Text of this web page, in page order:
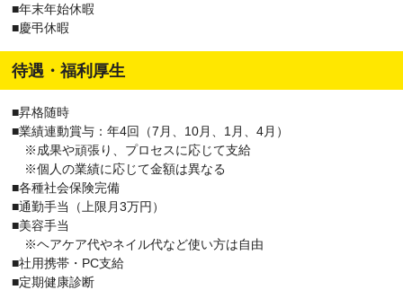
■年末年始休暇
■慶弔休暇
待遇・福利厚生
■昇格随時
■業績連動賞与：年4回（7月、10月、1月、4月）
※成果や頑張り、プロセスに応じて支給
※個人の業績に応じて金額は異なる
■各種社会保険完備
■通勤手当（上限月3万円）
■美容手当
※ヘアケア代やネイル代など使い方は自由
■社用携帯・PC支給
■定期健康診断